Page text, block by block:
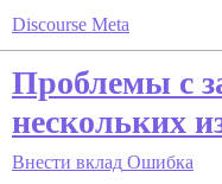
Discourse Meta
Проблемы с
нескольких
Внести вклад Ошибка